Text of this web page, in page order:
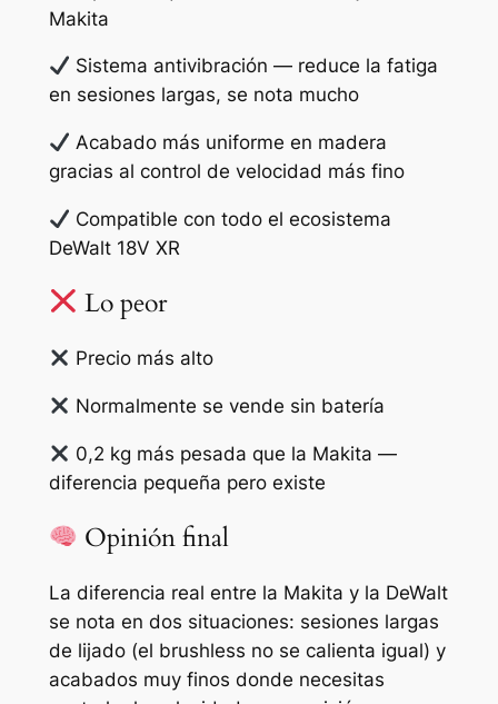
Makita
Sistema antivibración — reduce la fatiga
en sesiones largas, se nota mucho
Acabado más uniforme en madera
gracias al control de velocidad más fino
Compatible con todo el ecosistema
DeWalt 18V XR
Lo peor
Precio más alto
Normalmente se vende sin batería
0,2 kg más pesada que la Makita —
diferencia pequeña pero existe
Opinión final
La diferencia real entre la Makita y la DeWalt
se nota en dos situaciones: sesiones largas
de lijado (el brushless no se calienta igual) y
acabados muy finos donde necesitas